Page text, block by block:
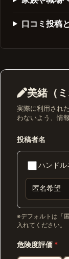
口コミ投稿
美緒（
実際に利用され
わないよう、情
投稿者名
ハンドル
※デフォルトは「
入れてください。
危険度評価 *